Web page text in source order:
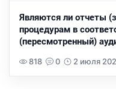
Являются ли отчеты
процедурам в
(пересмотренный)
818 0 2 июля